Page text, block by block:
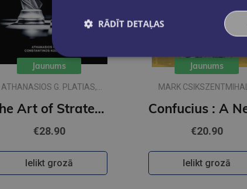
Jaunums
ATHANASIOS G. PLATIAS,
The Art of Strategy : 50 Maxims for War, Politics, Business and Everyday Life
€28.90
Ielikt grozā
Jaunums
MARK
€20.90
Ielikt grozā
RĀDĪT DETAĻAS